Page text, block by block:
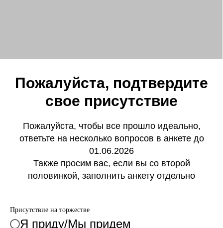
Пожалуйста, подтвердите
свое присутствие
Пожалуйста, чтобы все прошло идеально,
ответьте на несколько вопросов в анкете до
01.06.2026
Также просим вас, если вы со второй
половинкой, заполнить анкету отдельно
Присутствие на торжестве
Я приду/Мы придем